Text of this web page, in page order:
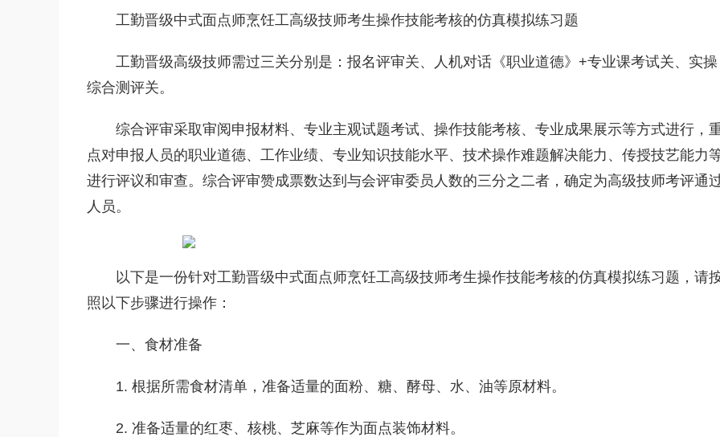
工勤晋级中式面点师烹饪工高级技师考生操作技能考核的仿真模拟练习题
工勤晋级高级技师需过三关分别是：报名评审关、人机对话《职业道德》+专业课考试关、实操
综合测评关。
综合评审采取审阅申报材料、专业主观试题考试、操作技能考核、专业成果展示等方式进行，
点对申报人员的职业道德、工作业绩、专业知识技能水平、技术操作难题解决能力、传授技艺能力
进行评议和审查。综合评审赞成票数达到与会评审委员人数的三分之二者，确定为高级技师考评通
人员。
以下是一份针对工勤晋级中式面点师烹饪工高级技师考生操作技能考核的仿真模拟练习题，请
照以下步骤进行操作：
一、食材准备
1. 根据所需食材清单，准备适量的面粉、糖、酵母、水、油等原材料。
2. 准备适量的红枣、核桃、芝麻等作为面点装饰材料。